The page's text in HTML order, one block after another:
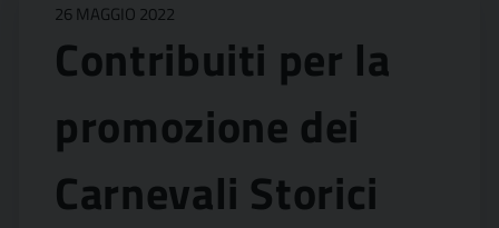
26 MAGGIO 2022
Contribuiti per la
promozione dei
Carnevali Storici